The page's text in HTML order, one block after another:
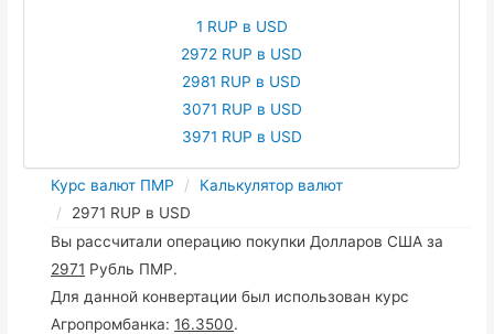
1 RUP в USD
2972 RUP в USD
2981 RUP в USD
3071 RUP в USD
3971 RUP в USD
Курс валют ПМР
Калькулятор валют
2971 RUP в USD
Вы рассчитали операцию покупки Долларов США за
2971 Рубль ПМР.
Для данной конвертации был использован курс
Агропромбанка:16.3500.